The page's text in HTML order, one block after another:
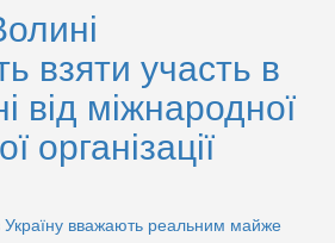
взяти участь в
від міжнародної
організації